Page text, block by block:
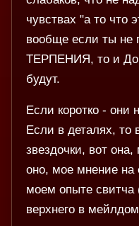
чувствах "а то что
вообще если ты не
ТЕРПЕНИЯ, то и
будут.
Если коротко - они
Если в деталях, то
звездочки, вот
оно, мое мнение на
моем опыте
верхнего в